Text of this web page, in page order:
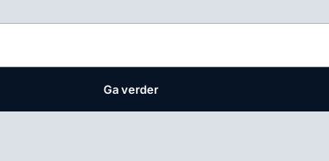
media voor staat. Op gebruik van deze site zijn de
Ga verder